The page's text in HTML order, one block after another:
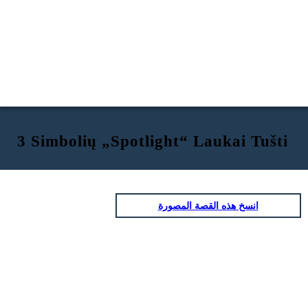
3 Simbolių „Spotlight“ Laukai Tušti
انسخ هذه القصة المصورة